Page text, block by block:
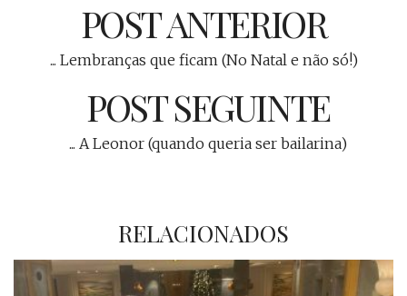
POST ANTERIOR
... Lembranças que ficam (No Natal e não só!)
POST SEGUINTE
... A Leonor (quando queria ser bailarina)
RELACIONADOS